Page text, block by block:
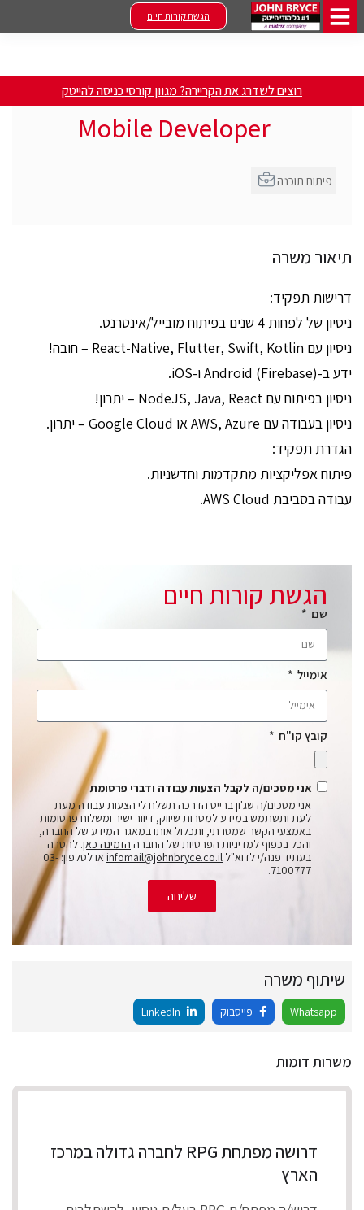
הגשת קורות חיים
רוצים לשדרג את הקריירה? מגוון קורסי כניסה להייטק
Mobile Developer
תיאור משרה
דרישות תפקיד:
ניסיון של לפחות 4 שנים בפיתוח מובייל/אינטרנט.
ניסיון עם React-Native, Flutter, Swift, Kotlin – חובה!
ידע ב-Android (Firebase) ו-iOS.
ניסיון בפיתוח עם NodeJS, Java, React – יתרון!
ניסיון בעבודה עם AWS, Azure או Google Cloud – יתרון.
הגדרת תפקיד:
פיתוח אפליקציות מתקדמות וחדשניות.
עבודה בסביבת AWS Cloud.
הגשת קורות חיים
שם
אימייל
קובץ קו"ח
אני מסכים/ה לקבל הצעות עבודה ודברי פרסומת
אני מסכים/ה שג'ון ברייס הדרכה תשלח לי הצעות עבודה מעת
לעת ותשתמש במידע למטרות שיווק, דיוור ישיר ומשלוח פרסומות
באמצעי הקשר שמסרתי, ותכלול אותו במאגר המידע של החברה,
והכל בכפוף למדיניות הפרטיות של החברה הזמינה כאן. להסרה
בעתיד פנה/י לדוא"ל infomail@johnbryce.co.il
או לטלפון: 03-
7100777.
שליחה
שיתוף משרה
Whatsapp פייסבוק
משרות דומות
דרושה מפתחת RPG לחברה גדולה במרכז
הארץ